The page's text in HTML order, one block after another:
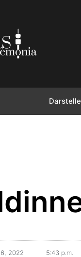
2022 5:43 p.m.